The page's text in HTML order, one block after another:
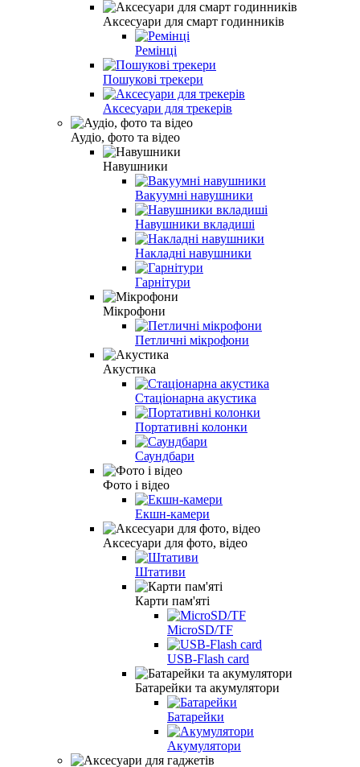
Аксесуари для смарт годинників
Ремінці
Пошукові трекери
Аксесуари для трекерів
Аудіо, фото та відео
Навушники
Вакуумні навушники
Навушники вкладиші
Накладні навушники
Гарнітури
Мікрофони
Петличні мікрофони
Акустика
Стаціонарна акустика
Портативні колонки
Саундбари
Фото і відео
Екшн-камери
Аксесуари для фото, відео
Штативи
Карти пам'яті
MicroSD/TF
USB-Flash card
Батарейки та акумулятори
Батарейки
Акумулятори